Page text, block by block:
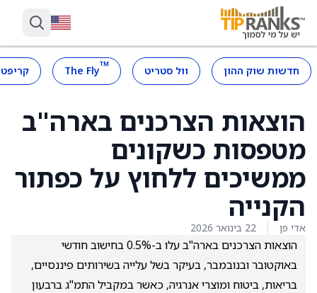
חדשות שוק ההון וול סטריט ™
The Fly
הוצאות הצרכנים בארה"ב
מטפסות כשקונים
ממשיכים ללחוץ על כפתור
הקנייה
אדי פן 22 בינואר 2026
הוצאות הצרכנים בארה"ב עלו ב-0.5% בחישוב חודשי
באוקטובר ובנובמבר, בעיקר בשל עלייה בשירותים פיננסיים,
בריאות, ביטוח ומוצרי אנרגיה, כאשר במקביל התמ"ג ברבעון